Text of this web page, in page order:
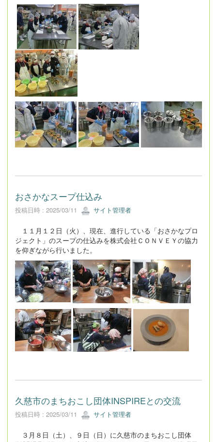
おさかなスープ仕込み
投稿日時 : 2025/03/11 サイト管理者
１１月１２日（火）、現在、進行している「おさかなプロ
ジェクト」のスープの仕込みを株式会社ＣＯＮＶＥＹの協力
を仰ぎながら行いました。
久慈市のまちおこし団体INSPIREとの交流
投稿日時 : 2025/03/11 サイト管理者
３月８日（土）、９日（日）に久慈市のまちおこし団体